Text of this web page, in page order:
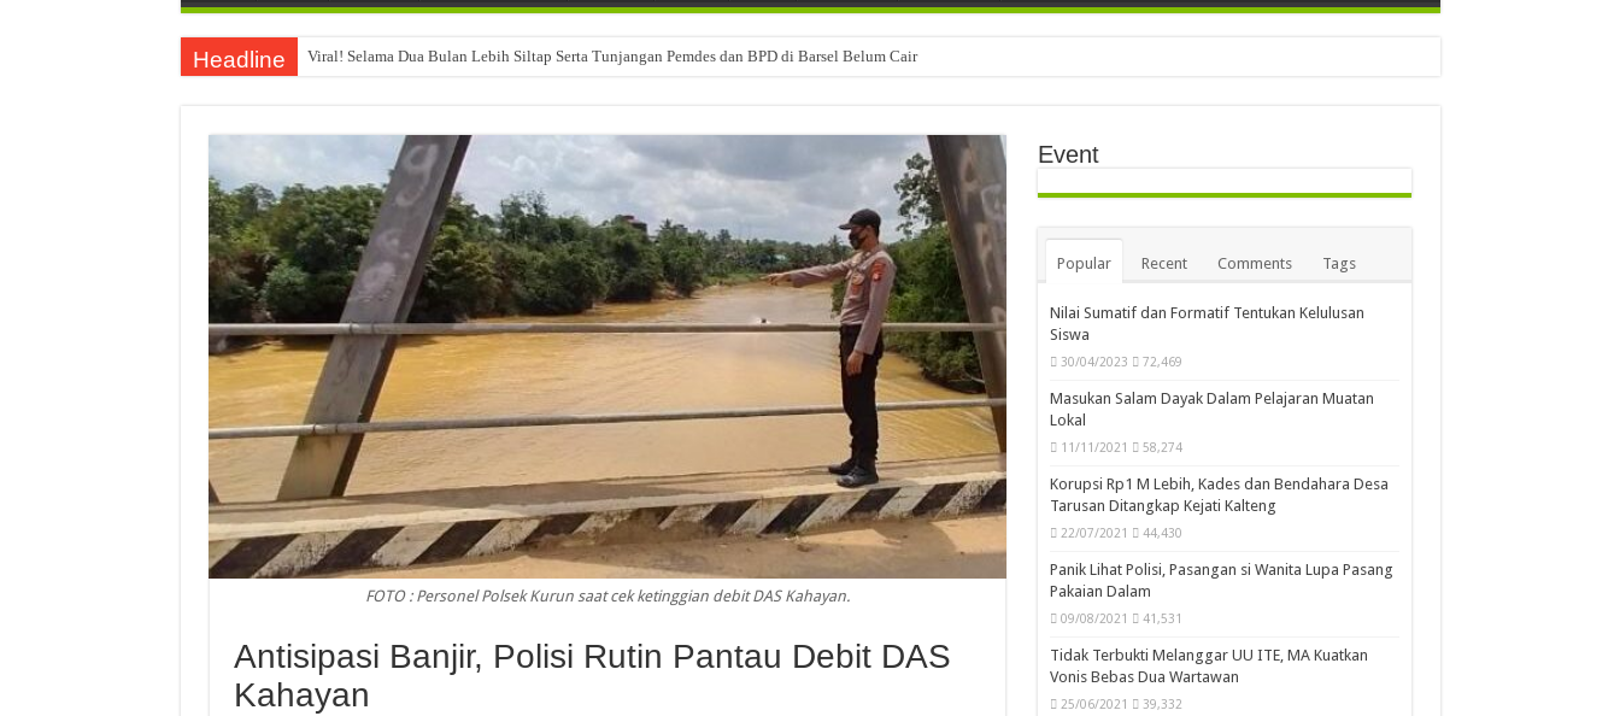
Headline Viral! Selama Dua Bulan Lebih Siltap Serta Tunjangan Pemdes dan BPD di Barsel Belum Cair
FOTO : Personel Polsek Kurun saat cek ketinggian debit DAS Kahayan.
Antisipasi Banjir, Polisi Rutin Pantau Debit DAS
Kahayan
Event
Popular Recent Comments Tags
Nilai Sumatif dan Formatif Tentukan Kelulusan
Siswa
30/04/2023 72,469
Masukan Salam Dayak Dalam Pelajaran Muatan
Lokal
11/11/2021 58,274
Korupsi Rp1 M Lebih, Kades dan Bendahara Desa
Tarusan Ditangkap Kejati Kalteng
22/07/2021 44,430
Panik Lihat Polisi, Pasangan si Wanita Lupa Pasang
Pakaian Dalam
09/08/2021 41,531
Tidak Terbukti Melanggar UU ITE, MA Kuatkan
Vonis Bebas Dua Wartawan
25/06/2021 39,332